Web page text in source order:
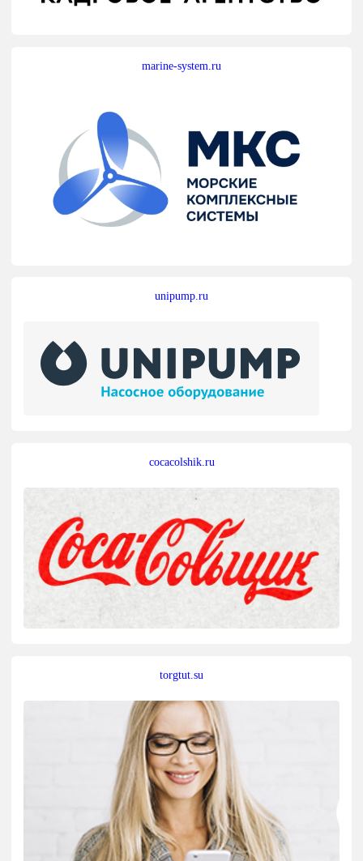
marine-system.ru
unipump.ru
cocacolshik.ru
torgtut.su